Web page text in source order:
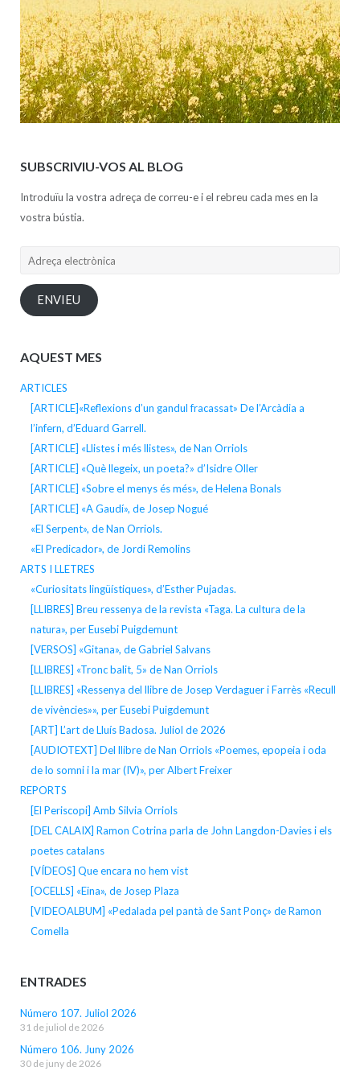
SUBSCRIVIU-VOS AL BLOG
Introduïu la vostra adreça de correu-e i el rebreu cada mes en la
vostra bústia.
Adreça
ENVIEU
AQUEST MES
ARTICLES
[ARTICLE]«Reflexions d’un gandul fracassat» De l’Arcàdia a
l’infern, d’Eduard Garrell.
[ARTICLE] «Llistes i més llistes», de Nan Orriols
[ARTICLE] «Què llegeix, un poeta?» d’Isidre Oller
[ARTICLE] «Sobre el menys és més», de Helena Bonals
[ARTICLE] «A Gaudí», de Josep Nogué
«El Serpent», de Nan Orriols.
«El Predicador», de Jordi Remolins
ARTS I LLETRES
«Curiositats lingüístiques», d’Esther Pujadas.
[LLIBRES] Breu ressenya de la revista «Taga. La cultura de la
natura», per Eusebi Puigdemunt
[VERSOS] «Gitana», de Gabriel Salvans
[LLIBRES] «Tronc balit, 5» de Nan Orriols
[LLIBRES] «Ressenya del llibre de Josep Verdaguer i Farrès «Recull
de vivències»», per Eusebi Puigdemunt
[ART] L’art de Lluís Badosa. Juliol de 2026
[AUDIOTEXT] Del llibre de Nan Orriols «Poemes, epopeia i oda
de lo somni i la mar (IV)», per Albert Freixer
REPORTS
[El Periscopi] Amb Silvia Orriols
[DEL CALAIX] Ramon Cotrina parla de John Langdon-Davies i els
poetes catalans
[VÍDEOS] Que encara no hem vist
[OCELLS] «Eina», de Josep Plaza
[VIDEOALBUM] «Pedalada pel pantà de Sant Ponç» de Ramon
Comella
ENTRADES
Número 107. Juliol 2026
31 de juliol de 2026
Número 106. Juny 2026
30 de juny de 2026